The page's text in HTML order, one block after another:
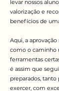
levar nossos
valorização e
benefícios de
Aqui, a
como o caminho
ferramentas
é assim que
preparados, tanto
exercer, com